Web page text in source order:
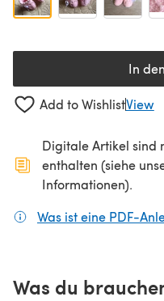
In
Add to WishlistView
Digitale Artikel sind
enthalten (siehe
Informationen).
Was ist eine PDF-
Was du